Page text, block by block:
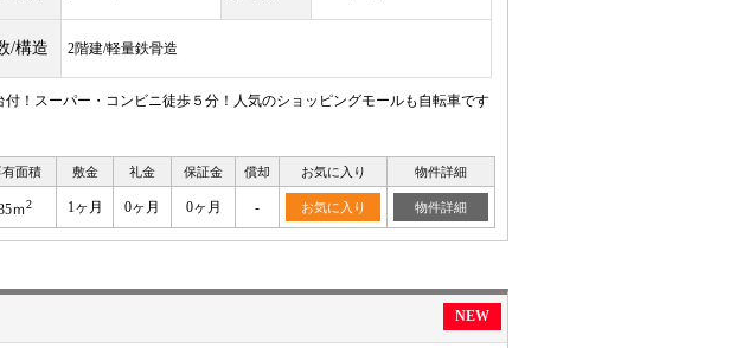
/構造 2階建/軽量鉄骨造
！スーパー・コンビニ徒歩５分！人気のショッピングモールも自転車です
有面積 敷金 礼金 保証金 償却 お気に入り 物件詳細
ｍ2 1ヶ月 0ヶ月 0ヶ月 - お気に入り 物件詳細
NEW